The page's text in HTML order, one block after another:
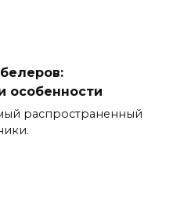
особенности
распространенный